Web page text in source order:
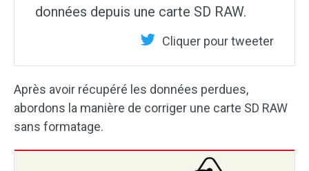
données depuis une carte SD RAW.
Cliquer pour tweeter
Après avoir récupéré les données perdues,
abordons la manière de corriger une carte SD RAW
sans formatage.